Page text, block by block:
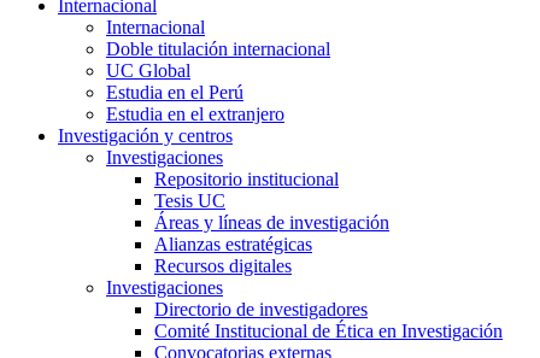
Internacional
Internacional
Doble titulación internacional
UC Global
Estudia en el Perú
Estudia en el extranjero
Investigación y centros
Investigaciones
Repositorio institucional
Tesis UC
Áreas y líneas de investigación
Alianzas estratégicas
Recursos digitales
Investigaciones
Directorio de investigadores
Comité Institucional de Ética en Investigación
Convocatorias externas